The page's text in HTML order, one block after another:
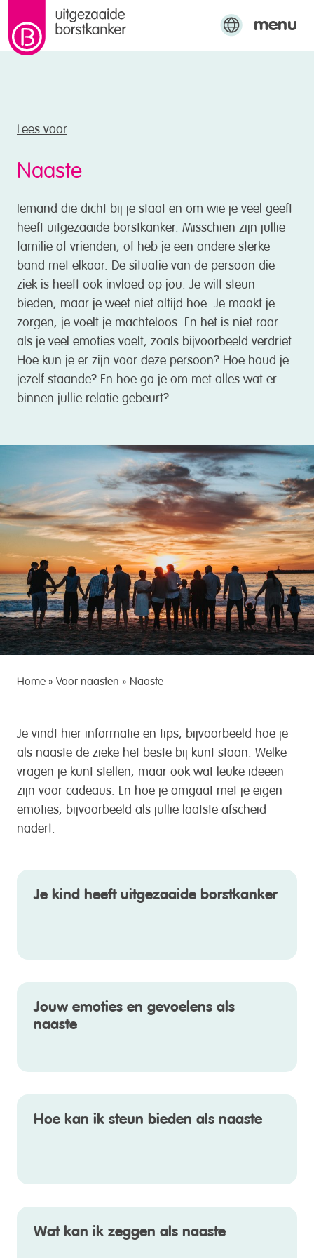
naar de inhoud menu
Lees voor
Naaste
Iemand die dicht bij je staat en om wie je veel geeft
heeft uitgezaaide borstkanker. Misschien zijn jullie
familie of vrienden, of heb je een andere sterke
band met elkaar. De situatie van de persoon die
ziek is heeft ook invloed op jou. Je wilt steun
bieden, maar je weet niet altijd hoe. Je maakt je
zorgen, je voelt je machteloos. En het is niet raar
als je veel emoties voelt, zoals bijvoorbeeld verdriet.
Hoe kun je er zijn voor deze persoon? Hoe houd je
jezelf staande? En hoe ga je om met alles wat er
binnen jullie relatie gebeurt?
Home » Voor naasten » Naaste
Je vindt hier informatie en tips, bijvoorbeeld hoe je
als naaste de zieke het beste bij kunt staan. Welke
vragen je kunt stellen maar ook wat leuke ideeën
zijn voor cadeaus . En hoe je omgaat met je eigen
emoties, bijvoorbeeld als jullie laatste afscheid
nadert.
Je kind heeft uitgezaaide borstkanker
Jouw emoties en gevoelens als
naaste
Hoe kan ik steun bieden als naaste
Wat kan ik zeggen als naaste